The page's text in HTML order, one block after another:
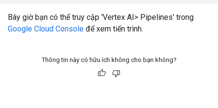
Bây giờ bạn có thể truy cập 'Vertex AI> Pipelines' trong
Google Cloud Console để xem tiến trình.
Thông tin này có hữu ích không cho bạn không?